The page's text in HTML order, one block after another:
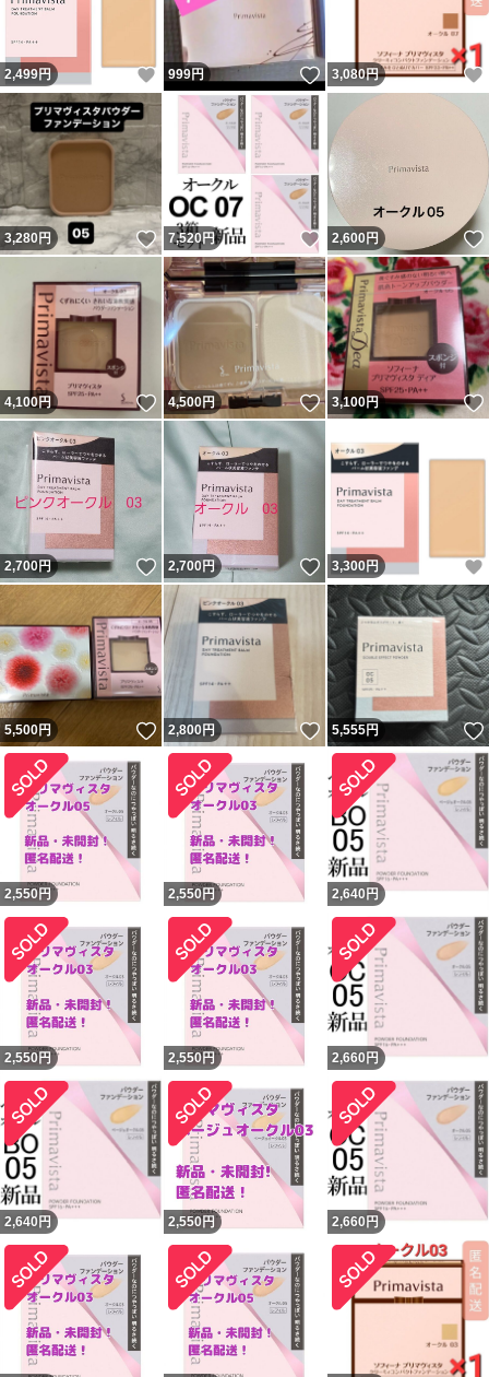
2,499円 いいね！
999円 いいね！
3,080円
3,280円 いいね！
7,520円 いいね！
2,600円
4,100円 いいね！
4,500円 いいね！
3,100円
2,700円 いいね！
2,700円 いいね！
3,300円
5,500円 いいね！
2,800円 いいね！
5,555円
2,550円 2,550円 2,640 円
2,550円 2,550円 2,660 円
2,640 円 2,550円 2,660 円